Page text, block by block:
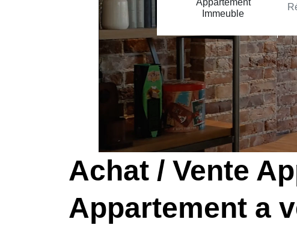
Achat / Vente
Appartement a